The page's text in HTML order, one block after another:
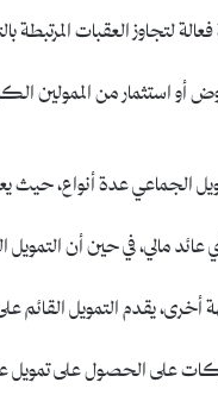
لتجاوز العقبات المرتبطة
استثمار من الممولين
الجماعي عدة أنواع، حيث
مالي، في حين أن
يقدم التمويل القائم
على الحصول على